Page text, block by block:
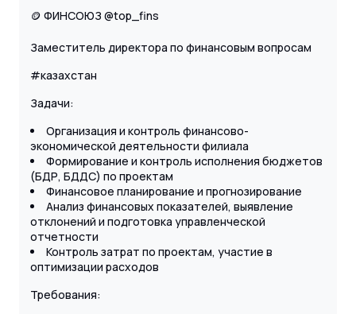
🪙 ФИНСОЮЗ @top_fins
Заместитель директора по финансовым вопросам
#казахстан
Задачи:
Организация и контроль финансово-
экономической деятельности филиала
Формирование и контроль исполнения бюджетов
(БДР, БДДС) по проектам
Финансовое планирование и прогнозирование
Анализ финансовых показателей, выявление
отклонений и подготовка управленческой
отчетности
Контроль затрат по проектам, участие в
оптимизации расходов
Требования: